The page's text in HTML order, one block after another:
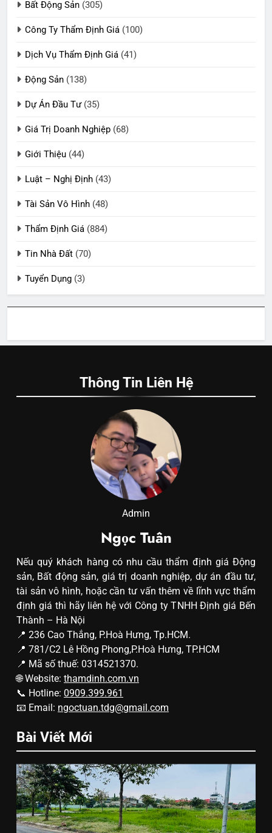
Bất Động Sản (305)
Công Ty Thẩm Định Giá (100)
Dịch Vụ Thẩm Định Giá (41)
Động Sản (138)
Dự Án Đầu Tư(35)
Giá Trị Doanh Nghiệp (68)
Giới Thiệu (44)
Luật – Nghị Định (43)
Tài Sản Vô Hình (48)
Thẩm Định Giá (884)
Tin Nhà Đất (70)
Tuyển Dụng (3)
Thông Tin Liên Hệ
Admin
Ngọc Tuân
Nếu quý khách hàng có nhu cầu thẩm định giá Động
sản, Bất động sản, giá trị doanh nghiệp, dự án đầu tư,
tài sản vô hình, hoặc cần tư vấn thêm về lĩnh vực thẩm
định giá thì hãy liên hệ với Công ty TNHH Định giá Bến
Thành – Hà Nội
📍 236 Cao Thắng, P.Hoà Hưng, Tp.HCM.
📍 781/C2 Lê Hồng Phong,P.Hoà Hưng, TP.HCM
📍 Mã số thuế: 0314521370.
🌐 Website: thamdinh.com.vn
📞 Hotline: 0909.399.961
📧 Email: ngoctuan.tdg@gmail.com
Bài Viết Mới